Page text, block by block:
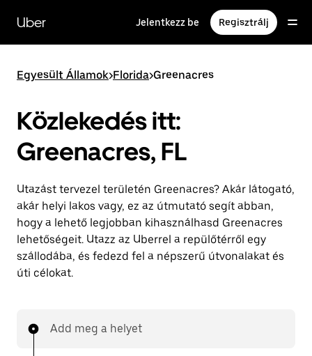
tartalomra
Uber Jelentkezz be Regisztrálj
Egyesült Államok>Florida>Greenacres
Közlekedés itt:
Greenacres, FL
Utazást tervezel területén Greenacres? Akár látogató,
akár helyi lakos vagy, ez az útmutató segít abban,
hogy a lehető legjobban kihasználhasd Greenacres
lehetőségeit. Utazz az Uberrel a repülőtérről egy
szállodába, és fedezd fel a népszerű útvonalakat és
úti célokat.
Add meg a helyet